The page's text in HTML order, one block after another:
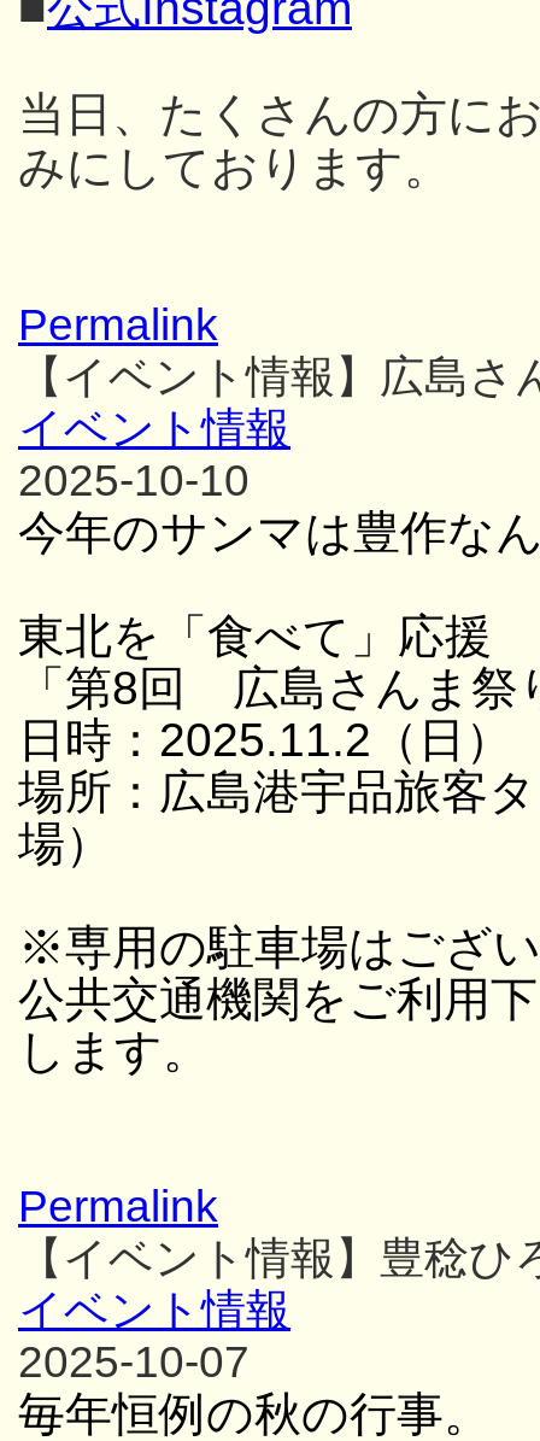
当日、たくさんの方に
みにしております。
Permalink
【イベント情報】広島さ
イベント情報
2025-10-10
今年のサンマは豊作な
東北を「食べて」応援
「第8回 広島さんま祭
日時：2025.11.2（日
場所：広島港宇品旅客
場）
※専用の駐車場はござ
公共交通機関をご利用
します。
Permalink
【イベント情報】豊稔
イベント情報
2025-10-07
毎年恒例の秋の行事。